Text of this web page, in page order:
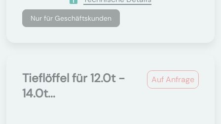
Nur für Geschäftskunden
Auf Anfrage
Tieflöffel für 12.0t -
14.0t...